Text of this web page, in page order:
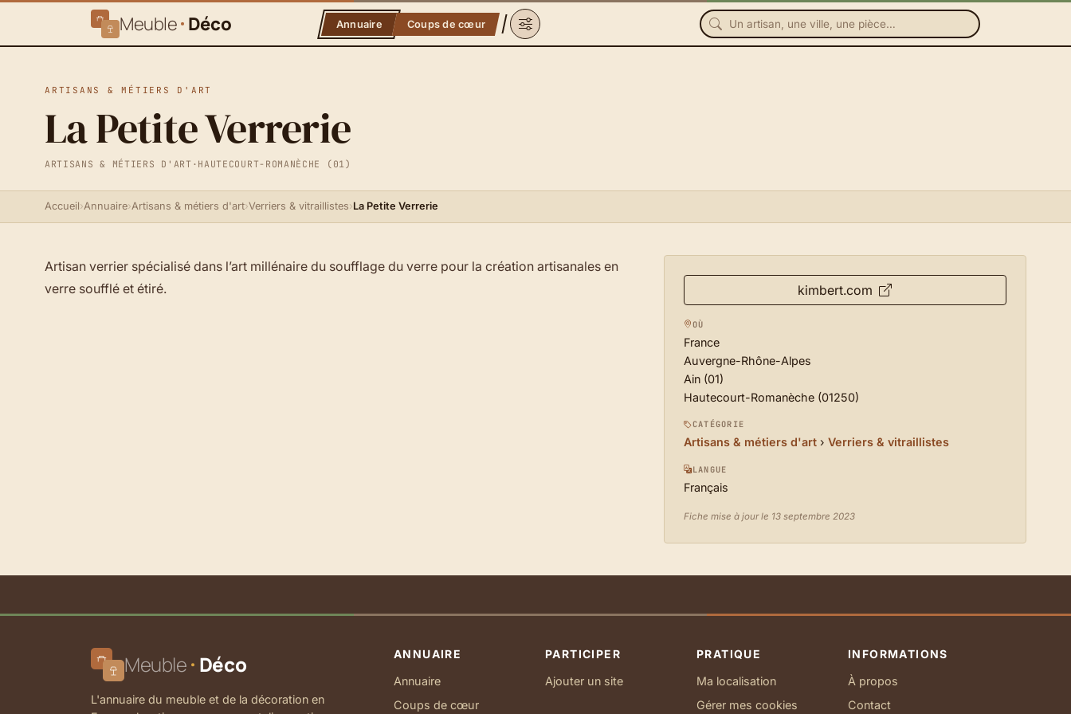
Meuble Déco Annuaire Coups de cœur
ARTISANS & MÉTIERS D'ART
La Petite Verrerie
ARTISANS & MÉTIERS D'ART · HAUTECOURT-ROMANÈCHE (01)
Accueil›Annuaire›Artisans & métiers d'art›Verriers & vitraillistes›La Petite Verrerie
Artisan verrier spécialisé dans l’art millénaire du soufflage du verre pour la création artisanales en
verre soufflé et étiré.
kimbert.com
OÙ
France
Auvergne-Rhône-Alpes
Ain (01)
Hautecourt-Romanèche (01250)
CATÉGORIE
Artisans & métiers d'art› Verriers & vitraillistes
LANGUE
Français
Fiche mise à jour le 13 septembre 2023
Meuble Déco
L'annuaire du meuble et de la décoration en
ANNUAIRE
Annuaire
Coups de cœur
PARTICIPER
Ajouter un site
PRATIQUE
Ma localisation
Gérer mes cookies
INFORMATIONS
À propos
Contact